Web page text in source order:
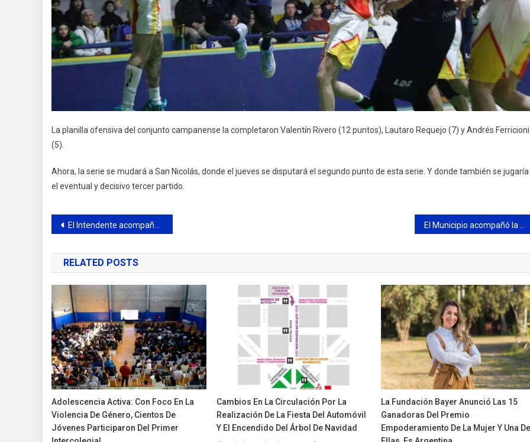
La planilla ofensiva del conjunto campanense la completaron Valentín Rivero (12 puntos), Lautaro Requejo (7) y Andrés Ferricioni
(5).
Ahora, la serie se mudará a San Nicolás, donde el jueves se disputará el segundo punto de esta serie. Y donde también se jugaría
el eventual y decisivo tercer partido.
Navegación
de
entradas
El Intendente acompañó la cena por el Día del Bombero Voluntario
RELATED POSTS
Adolescencia Activa: Con Foco En La
Violencia De Género, Cientos De
Jóvenes Participaron Del Primer
Cambios En La Circulación Por La
Realización De La Fiesta Del Automóvil
Y El Encendido Del Árbol De Navidad
La Fundación Bayer Anunció Las 15
Ganadoras Del Premio
Empoderamiento De La Mujer Y Una